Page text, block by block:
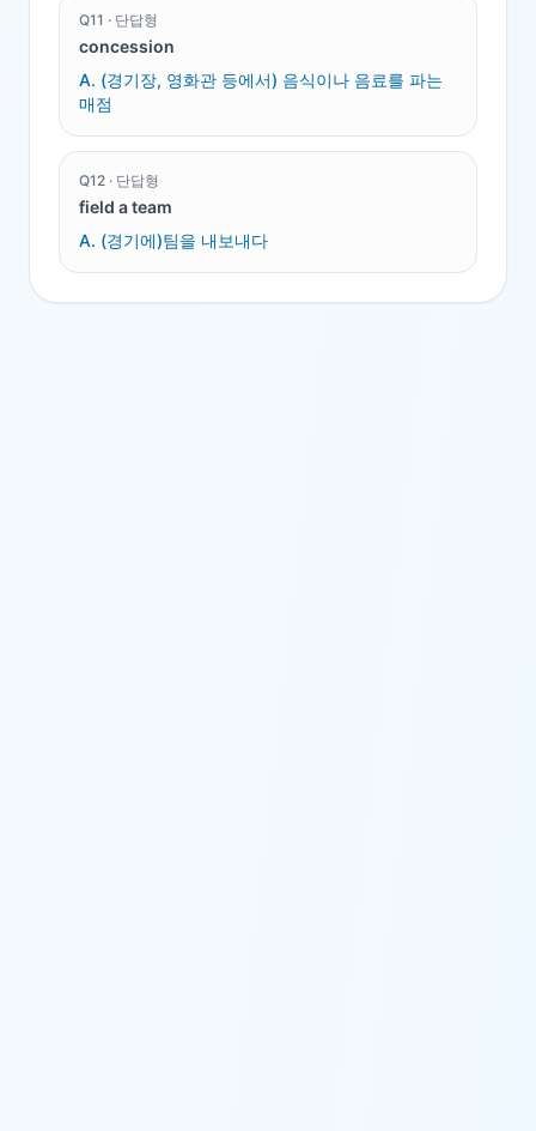
Q11 · 단답형
concession
A. (경기장, 영화관 등에서) 음식이나 음료를 파는
매점
Q12 · 단답형
field a team
A. (경기에)팀을 내보내다